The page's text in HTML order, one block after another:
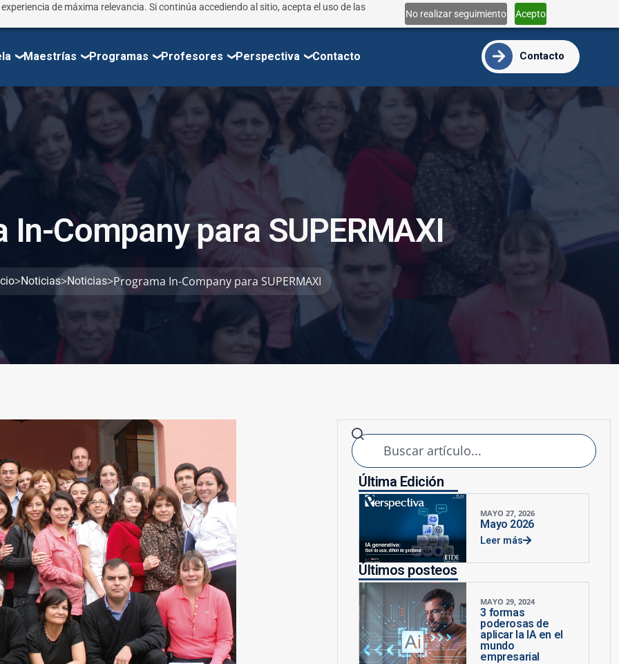
de máxima relevancia. Si continúa accediendo al sitio, acepta el uso de las
No realizar seguimiento Acepto
Lun - Vie 9:00 - 18:00 info@ide.edu.ec
Maestrías Programas Profesores Perspectiva Contacto Contacto
In-Companypara SUPERMAXI
>Noticias>Noticias>Programa In-Company para SUPERMAXI
Última Edición
MAYO 27, 2026
Mayo 2026
Leer más
Últimos posteos
MAYO 29, 2024
3 formas
poderosas de
aplicar la IA en el
mundo
empresarial